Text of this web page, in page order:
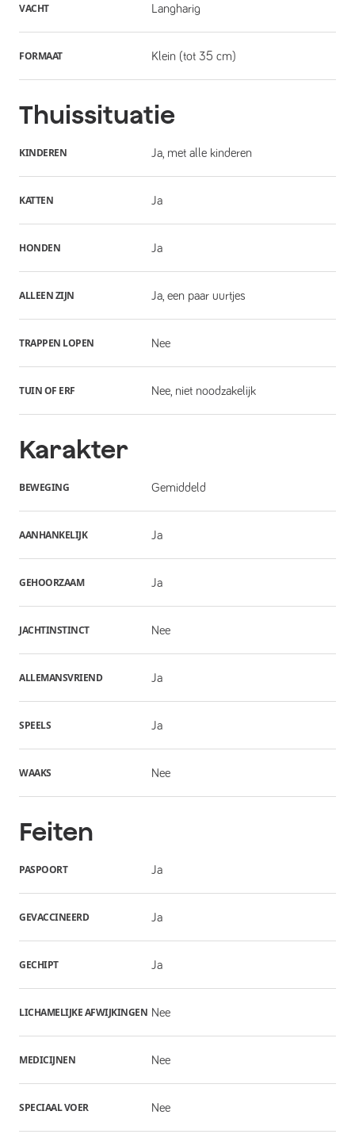
VACHT Langharig
FORMAAT Klein (tot 35 cm)
Thuissituatie
KINDEREN Ja, met alle kinderen
KATTEN Ja
HONDEN Ja
ALLEEN ZIJN Ja, een paar uurtjes
TRAPPEN LOPEN Nee
TUIN OF ERF Nee, niet noodzakelijk
Karakter
BEWEGING Gemiddeld
AANHANKELIJK Ja
GEHOORZAAM Ja
JACHTINSTINCT Nee
ALLEMANSVRIEND Ja
SPEELS Ja
WAAKS Nee
Feiten
PASPOORT Ja
GEVACCINEERD Ja
GECHIPT Ja
LICHAMELIJKE AFWIJKINGEN Nee
MEDICIJNEN Nee
SPECIAAL VOER Nee